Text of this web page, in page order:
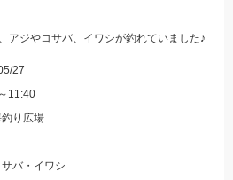
アジやコサバ、イワシが釣れていました♪
27
11:40
り広場
バ・イワシ